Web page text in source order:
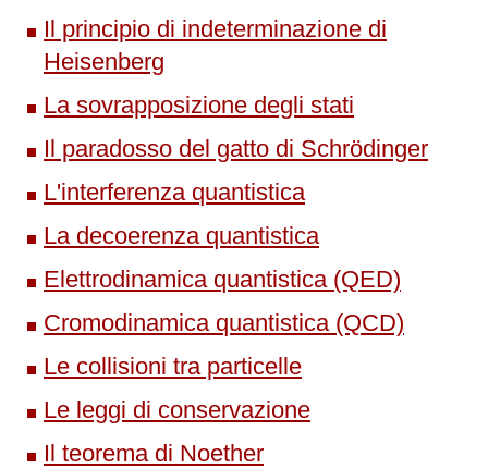
Il principio di indeterminazione di
Heisenberg
La sovrapposizione degli stati
Il paradosso del gatto di Schrödinger
L'interferenza quantistica
La decoerenza quantistica
Elettrodinamica quantistica (QED)
Cromodinamica quantistica (QCD)
Le collisioni tra particelle
Le leggi di conservazione
Il teorema di Noether